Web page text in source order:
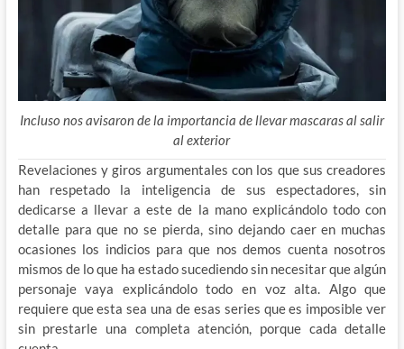
Incluso nos avisaron de la importancia de llevar mascaras al salir
al exterior
Revelaciones y giros argumentales con los que sus creadores
han respetado la inteligencia de sus espectadores, sin
dedicarse a llevar a este de la mano explicándolo todo con
detalle para que no se pierda, sino dejando caer en muchas
ocasiones los indicios para que nos demos cuenta nosotros
mismos de lo que ha estado sucediendo sin necesitar que algún
personaje vaya explicándolo todo en voz alta. Algo que
requiere que esta sea una de esas series que es imposible ver
sin prestarle una completa atención, porque cada detalle